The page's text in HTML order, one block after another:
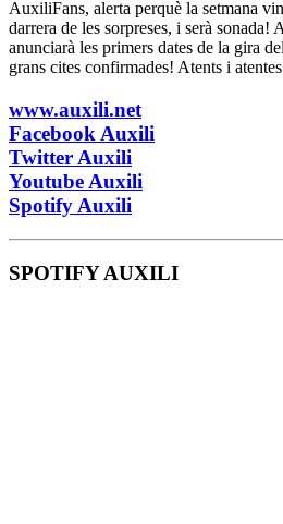
AuxiliFans, alerta perquè la setmana
darrera de les sorpreses, i serà sonada!
anunciarà les primers dates de la gira
grans cites confirmades! Atents i
www.auxili.net
Facebook Auxili
Twitter Auxili
Youtube Auxili
Spotify Auxili
SPOTIFY AUXILI